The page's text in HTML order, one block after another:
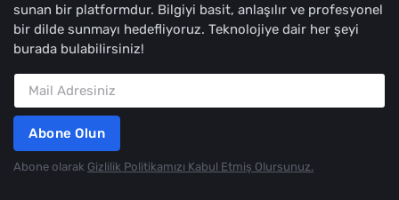
sunan bir platformdur. Bilgiyi basit, anlaşılır ve profesyonel
bir dilde sunmayı hedefliyoruz. Teknolojiye dair her şeyi
burada bulabilirsiniz!
Abone Olun
Abone olarak Gizlilik Politikamızı Kabul Etmiş Olursunuz.